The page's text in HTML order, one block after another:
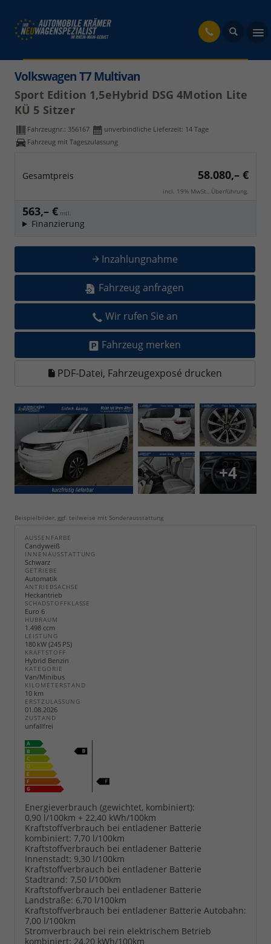
Volkswagen T7 Multivan
Sport Edition 1,5eHybrid DSG 4Motion Lite
KÜ 5 Sitzer
Fahrzeugnr.: 356167 unverbindliche Lieferzeit: 14 Tage
Fahrzeug mit Tageszulassung
Gesamtpreis 58.080,– €
incl. 19% MwSt., Überführung.
563,– € mtl.
Finanzierung
Inzahlungnahme
Fahrzeug anfragen
Wir rufen Sie an
Fahrzeug merken
PDF-Datei, Fahrzeugexposé drucken
+4
Beispielbilder, ggf. teilweise mit Sonderausstattung
AUSSENFARBE
Candyweiß
INNENAUSSTATTUNG
Schwarz
GETRIEBE
Automatik
ANTRIEBSACHSE
Heckantrieb
SCHADSTOFFKLASSE
Euro 6
HUBRAUM
1.498 ccm
LEISTUNG
180 kW (245 PS)
KRAFTSTOFF
Hybrid Benzin
KATEGORIE
Van/Minibus
KILOMETERSTAND
10 km
ERSTZULASSUNG
01.08.2026
ZUSTAND
unfallfrei
Energieverbrauch (gewichtet, kombiniert):
0,90 l/100km + 22,40 kWh/100km
Kraftstoffverbrauch bei entladener Batterie
kombiniert: 7,70 l/100km
Kraftstoffverbrauch bei entladener Batterie
Innenstadt: 9,30 l/100km
Kraftstoffverbrauch bei entladener Batterie
Stadtrand: 7,50 l/100km
Kraftstoffverbrauch bei entladener Batterie
Landstraße: 6,70 l/100km
Kraftstoffverbrauch bei entladener Batterie Autobahn:
7,00 l/100km
Stromverbrauch bei rein elektrischem Betrieb
kombiniert: 24,20 kWh/100km